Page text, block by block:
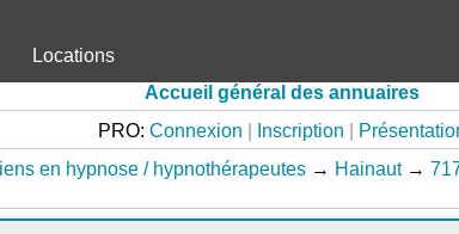
Locations
Accueil général des annuaires
PRO: Connexion Inscription
en hypnose / hypnothérapeutes → Hainaut →